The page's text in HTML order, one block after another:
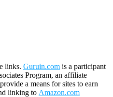
links. Guruin.com is a participant
Program, an affiliate
a means for sites to earn
linking to Amazon.com